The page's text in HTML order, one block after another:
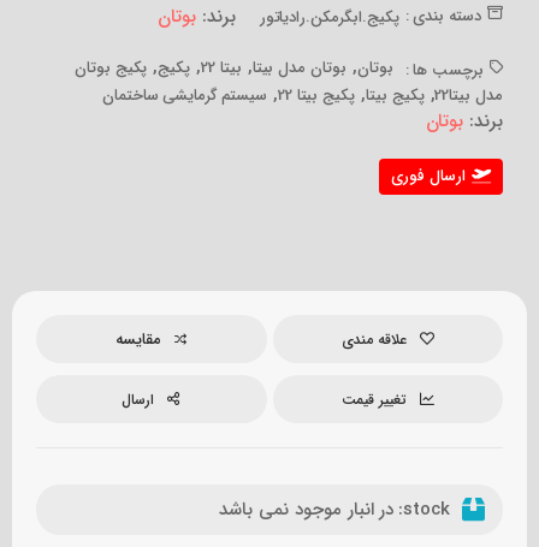
دسته بندی : پکیج.ابگرمکن.رادیاتور برند:بوتان
برچسب ها : بوتان, بوتان مدل بیتا, بیتا 22 , پکیج, پکیج بوتان
مدل بیتا22 ,پکیج بیتا, پکیج بیتا 22 , سیستم گرمایشی ساختمان
برند: بوتان
ارسال فوری
علاقه مندی مقایسه
تغییر قیمت ارسال
stock: در انبار موجود نمی باشد